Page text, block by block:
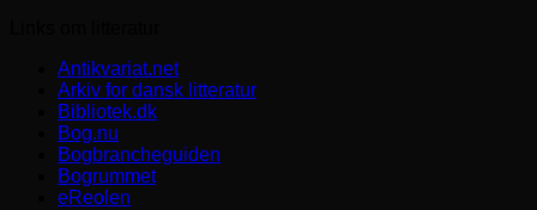
Antikvariat.net
Arkiv for dansk litteratur
Bibliotek.dk
Bog.nu
Bogbrancheguiden
Bogrummet
eReolen